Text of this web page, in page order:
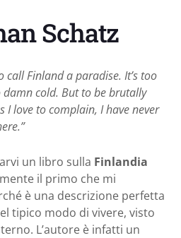
Schatz
call Finland a paradise. It’s too
cold. But to be brutally
I love to complain, I have never
un libro sulla Finlandia
il primo che mi
è una descrizione perfetta
tipico modo di vivere, visto
L’autore è infatti un